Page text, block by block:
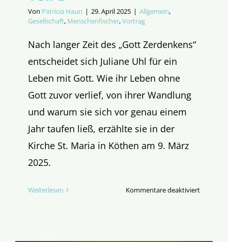
Von Patricia Haun | 29. April 2025 | Allgemein,
Gesellschaft, Menschenfischer,Vortrag
Nach langer Zeit des „Gott Zerdenkens“
entscheidet sich Juliane Uhl für ein
Leben mit Gott. Wie ihr Leben ohne
Gott zuvor verlief, von ihrer Wandlung
und warum sie sich vor genau einem
Jahr taufen ließ, erzählte sie in der
Kirche St. Maria in Köthen am 9. März
2025.
Weiterlesen Kommentare deaktiviertfür